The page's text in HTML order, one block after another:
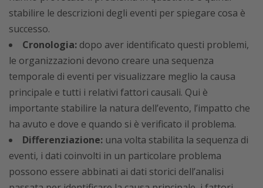
stabilire le descrizioni degli eventi per spiegare cosa è
successo.
Cronologia: dopo aver identificato questi problemi,
le organizzazioni devono creare una sequenza
temporale di eventi per visualizzare meglio la causa
principale e tutti i relativi fattori causali. Qui è
importante stabilire la natura dell’evento, l’impatto che
ha avuto e dove e quando si è verificato il problema.
Differenziazione: una volta stabilita la sequenza di
eventi, i dati coinvolti in un particolare problema
possono essere abbinati ai dati storici dell’analisi